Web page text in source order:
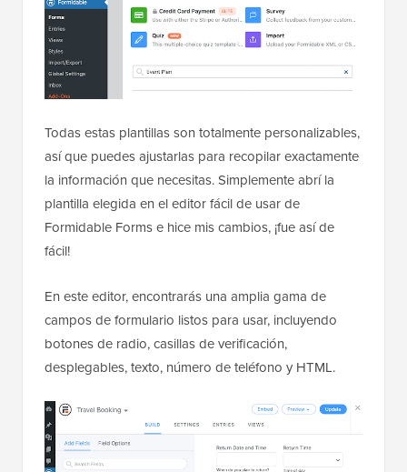
Todas estas plantillas son totalmente personalizables,
así que puedes ajustarlas para recopilar exactamente
la información que necesitas. Simplemente abrí la
plantilla elegida en el editor fácil de usar de
Formidable Forms e hice mis cambios, ¡fue así de
fácil!
En este editor, encontrarás una amplia gama de
campos de formulario listos para usar, incluyendo
botones de radio, casillas de verificación,
desplegables, texto, número de teléfono y HTML.